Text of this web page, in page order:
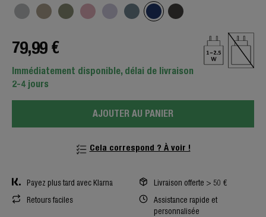
79,99 €
Immédiatement disponible, délai de livraison
2-4 jours
AJOUTER AU PANIER
Cela correspond ? À voir !
Payez plus tard avec Klarna
Livraison offerte > 50 €
Retours faciles
Assistance rapide et
personnalisée